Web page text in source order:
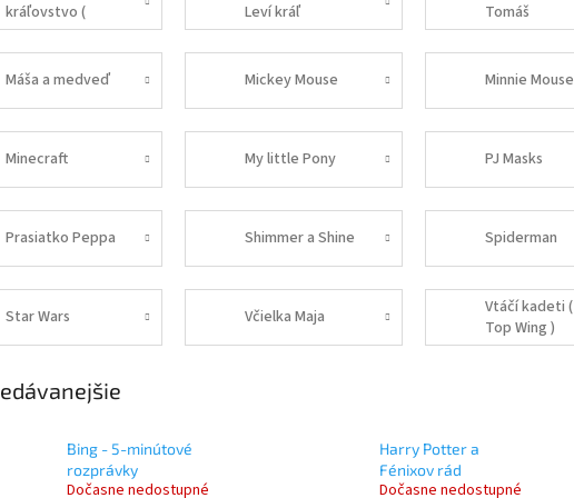
kráľovstvo (
Frozen )
Leví kráľ
Tomáš
Máša a medveď Mickey Mouse Minnie Mouse
Minecraft My little Pony PJ Masks
Prasiatko Peppa Shimmer a Shine Spiderman
Star Wars Včielka Maja
Vtáčí kadeti (
Top Wing )
Bing - 5-minútové
rozprávky
Dočasne nedostupné
Harry Potter a
Fénixov rád
Dočasne nedostupné